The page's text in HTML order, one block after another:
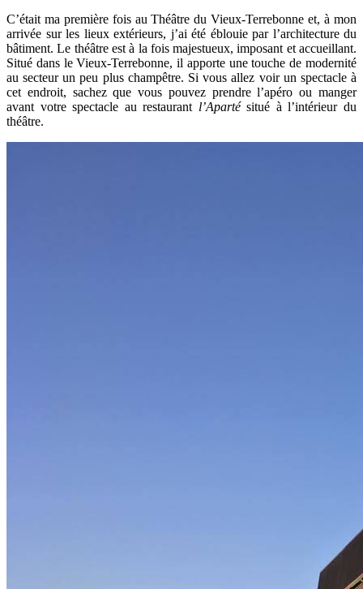
C’était ma première fois au Théâtre du Vieux-Terrebonne et, à mon
arrivée sur les lieux extérieurs, j’ai été éblouie par l’architecture du
bâtiment. Le théâtre est à la fois majestueux, imposant et accueillant.
Situé dans le Vieux-Terrebonne, il apporte une touche de modernité
au secteur un peu plus champêtre. Si vous allez voir un spectacle à
cet endroit, sachez que vous pouvez prendre l’apéro ou manger
avant votre spectacle au restaurant l’Apartésitué à l’intérieur du
théâtre.